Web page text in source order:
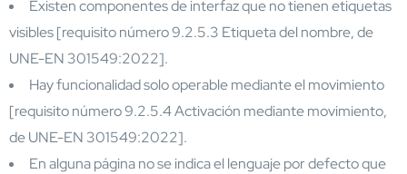
Existen componentes de interfaz que no tienen etiquetas
visibles [requisito número 9.2.5.3 Etiqueta del nombre, de
UNE-EN 301549:2022].
Hay funcionalidad solo operable mediante el movimiento
[requisito número 9.2.5.4 Activación mediante movimiento,
de UNE-EN 301549:2022].
En alguna página no se indica el lenguaje por defecto que